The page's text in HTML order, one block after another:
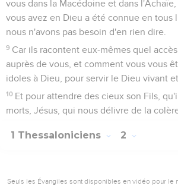
vous dans la Macédoine et dans
vous avez en Dieu a été connue en tous
nous n'avons pas besoin d'en rien dire.
9 Car ils racontent eux-mêmes quel
auprès de vous, et comment vous vous
idoles à Dieu, pour servir le Dieu vivant et
10 Et pour attendre des cieux son Fils,
morts, Jésus, qui nous délivre de la
1 Thessaloniciens 2
Seuls les Évangiles sont disponibles en vidéo pour le